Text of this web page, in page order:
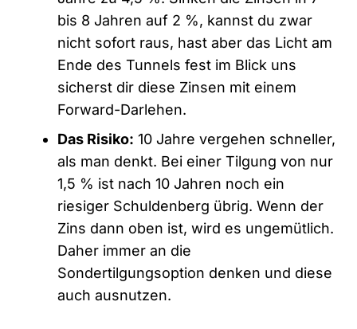
bis 8 Jahren auf 2 %, kannst du zwar
nicht sofort raus, hast aber das Licht am
Ende des Tunnels fest im Blick uns
sicherst dir diese Zinsen mit einem
Forward-Darlehen.
Das Risiko: 10 Jahre vergehen schneller,
als man denkt. Bei einer Tilgung von nur
1,5 % ist nach 10 Jahren noch ein
riesiger Schuldenberg übrig. Wenn der
Zins dann oben ist, wird es ungemütlich.
Daher immer an die
Sondertilgungsoption denken und diese
auch ausnutzen.